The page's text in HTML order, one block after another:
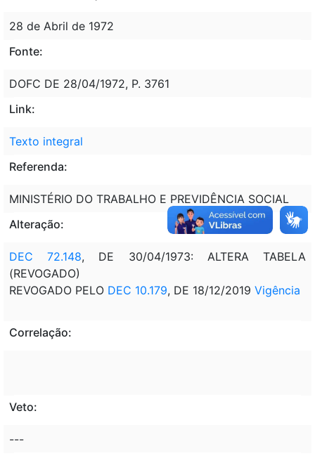
28 de Abril de 1972
Fonte:
DOFC DE 28/04/1972, P. 3761
Link:
Texto integral
Referenda:
MINISTÉRIO DO TRABALHO E PREVIDÊNCIA SOCIAL
Alteração:
DEC 72.148, DE 30/04/1973: ALTERA TABELA
(REVOGADO)
REVOGADO PELO DEC 10.179, DE 18/12/2019 Vigência
Correlação:
Veto:
---